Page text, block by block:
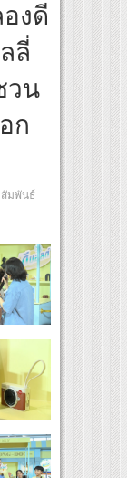
การเรียนรู้ “Creative
บาท
งดี
ลี่
วน
ก
มพันธ์